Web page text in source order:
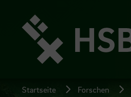
Seiteninhalt
springen
Startseite Forschen